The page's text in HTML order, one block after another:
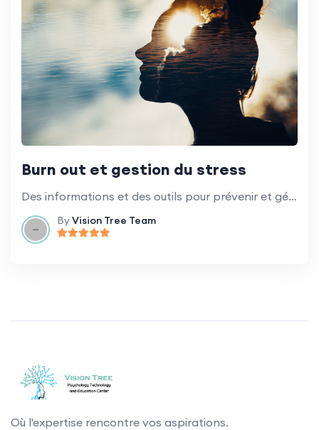
Burn out et gestion du stress
Des informations et des outils pour prévenir et gérer l'épuisement professionnel et le stress au travail.
ByVision Tree Team
Où l'expertise rencontre vos aspirations.